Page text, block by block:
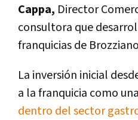
Cappa, Director
consultora que
franquicias de
La inversión inicial
a la franquicia como una
dentro del sector